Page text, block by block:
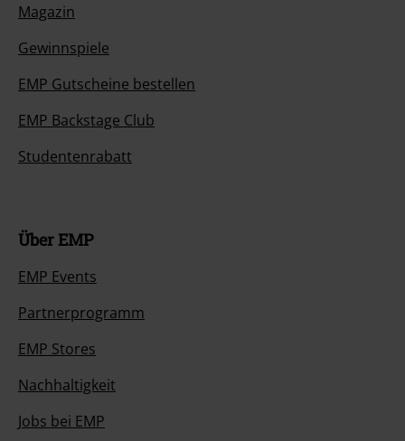
Magazin
Gewinnspiele
EMP Gutscheine bestellen
EMP Backstage Club
Studentenrabatt
Über EMP
EMP Events
Partnerprogramm
EMP Stores
Nachhaltigkeit
Jobs bei EMP